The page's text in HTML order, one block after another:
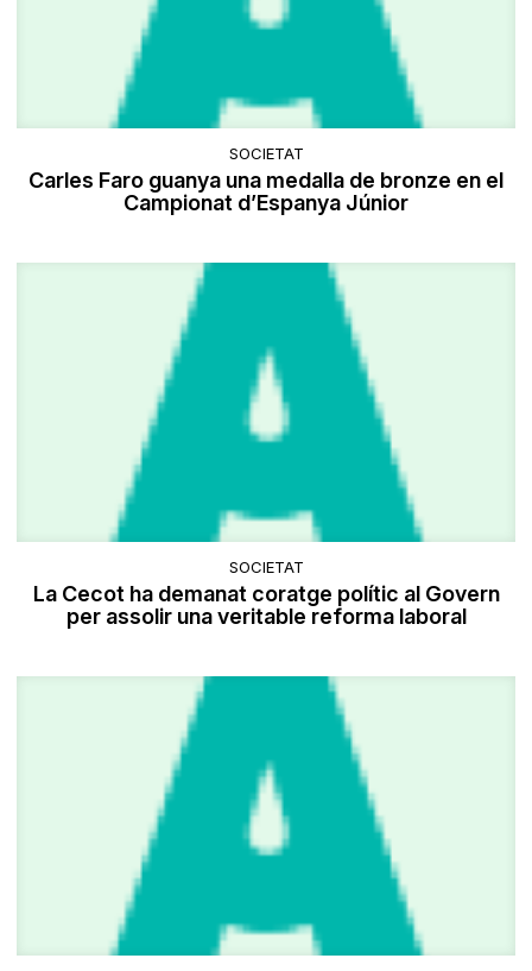
SOCIETAT
Carles Faro guanya una medalla de bronze en el
Campionat d’Espanya Júnior
SOCIETAT
La Cecot ha demanat coratge polític al Govern
per assolir una veritable reforma laboral